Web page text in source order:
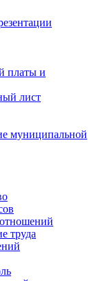
платы и
лист
муниципальной
труда